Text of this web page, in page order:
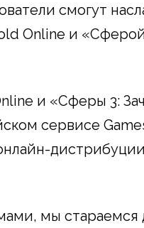
смогут
Online и
и «Сферы 3:
сервисе
мы стараемся